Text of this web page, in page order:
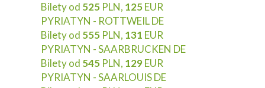
Bilety od 525 PLN, 125EUR
PYRIATYN - ROTTWEIL DE
Bilety od 555 PLN, 131 EUR
PYRIATYN - SAARBRUCKEN DE
Bilety od 545 PLN, 129EUR
PYRIATYN - SAARLOUIS DE